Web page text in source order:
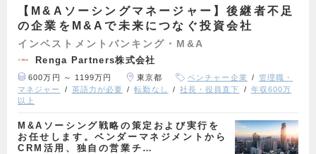
【M&Aソーシングマネージャー】後継者不足
の企業をM&Aで未来につなぐ投資会社
インベストメントバンキング・M&A
Renga Partners株式会社
600万円 ～ 1199万円 東京都 ベンチャー企業
管理職・
マネジャー
英語力が必要 転勤なし 社長・役員直下
年収600万
以上
M&Aソーシング戦略の策定および実行を
お任せします。ベンダーマネジメントから
CRM活用、独自の営業チ…